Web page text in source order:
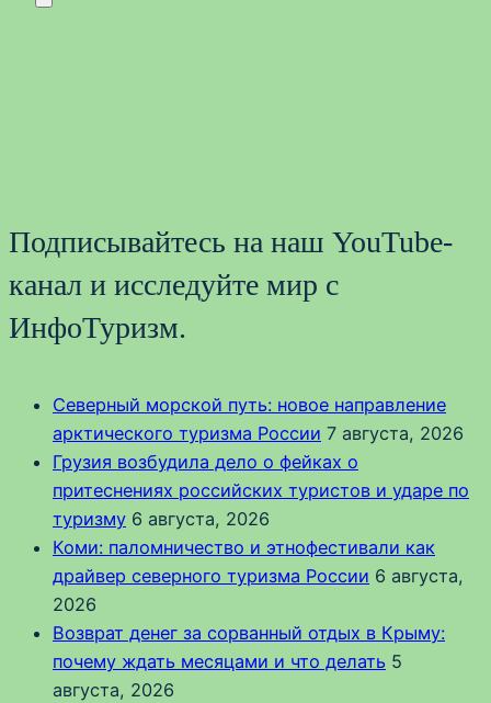
Подписывайтесь на наш YouTube-
канал и исследуйте мир с
ИнфоТуризм.
Северный морской путь: новое направление
арктического туризма России 7 августа, 2026
Грузия возбудила дело о фейках о
притеснениях российских туристов и ударе по
туризму 6 августа, 2026
Коми: паломничество и этнофестивали как
драйвер северного туризма России 6 августа,
2026
Возврат денег за сорванный отдых в Крыму:
почему ждать месяцами и что делать 5
августа, 2026